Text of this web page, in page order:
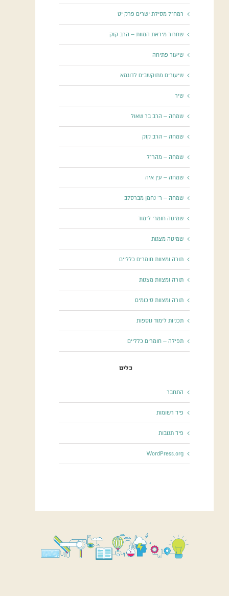
רמח"ל מסילת ישרים פרק יט
שחרור מיראת המוות – הרב קוק
שיעור פתיחה
שיעורים מתוקשבים לדוגמא
שיר
שמחה – הרב בר שאול
שמחה – הרב קוק
שמחה – מהר"ל
שמחה – עין איה
שמחה – ר' נחמן מברסלב
שמיטה חומרי לימוד
שמיטה מצגות
תורה ומצוות חומרים כלליים
תורה ומצוות מצגות
תורה ומצוות סיכומים
תכניות לימוד נוספות
תפילה – חומרים כלליים
כלים
התחבר
פיד רשומות
פיד תגובות
WordPress.org